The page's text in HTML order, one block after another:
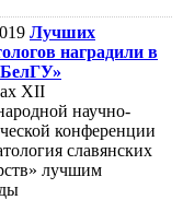
Лучших
наградили в
XII
научно-
конференции
славянских
лучшим